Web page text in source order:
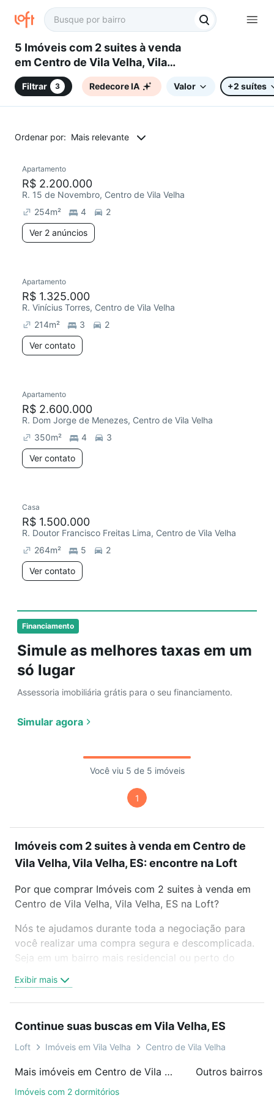
5 Imóveis com 2 suites à venda
em Centro de Vila Velha, Vila
Velha, ES
Filtrar 3 Redecore IA Valor +2 suítes
Ordenar por: Mais relevante
Financiamento
Simule as melhores taxas em um
só lugar
Assessoria imobiliária grátis para o seu financiamento.
Simular agora
Redecorar
Apartamento
R$ 2.200.000
R. 15 de Novembro, Centro de Vila Velha
254m² 4
2
Ver 2 anúncios
Redecorar
Apartamento
R$ 1.325.000
R. Vinícius Torres, Centro de Vila Velha
214m² 3
2
Ver contato
Redecorar
Apartamento
R$ 2.600.000
R. Dom Jorge de Menezes, Centro de Vila Velha
350m² 4
3
Ver contato
Casa
R$ 1.500.000
R. Doutor Francisco Freitas Lima, Centro de Vila Velha
264m² 5
2
Ver contato
Você viu 5 de 5 imóveis
1
Imóveis com 2 suites à venda em Centro de
Vila Velha, Vila Velha, ES: encontre na Loft
Por que comprar Imóveis com 2 suites à venda em
Centro de Vila Velha, Vila Velha, ES na Loft?
Nós te ajudamos durante toda a negociação para
você realizar uma compra segura e descomplicada.
Seja em um bairro mais residencial ou perto do
oferta ideal de Imóveis com 2 suites à venda em
Centro de Vila Velha, Vila Velha, ES para conquistar
videochamada, é grátis, sem compromisso e você
ainda conta com mais de 46 mil corretores e
de imóveis.
Exibir mais
Continue suas buscas em Vila Velha, ES
Loft Imóveis em Vila Velha Centro de Vila Velha
Mais imóveis em Centro de Vila Velha
Imóveis com 2 dormitórios
Outros bairros